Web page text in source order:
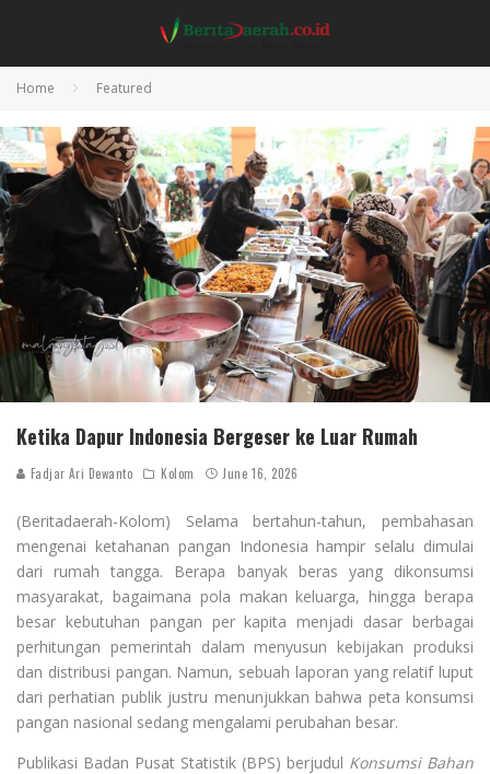
Home Featured
Ketika Dapur Indonesia Bergeser ke Luar Rumah
Fadjar Ari Dewanto Kolom June 16, 2026
(Beritadaerah-Kolom) Selama bertahun-tahun, pembahasan
mengenai ketahanan pangan Indonesia hampir selalu dimulai
dari rumah tangga. Berapa banyak beras yang dikonsumsi
masyarakat, bagaimana pola makan keluarga, hingga berapa
besar kebutuhan pangan per kapita menjadi dasar berbagai
perhitungan pemerintah dalam menyusun kebijakan produksi
dan distribusi pangan. Namun, sebuah laporan yang relatif luput
dari perhatian publik justru menunjukkan bahwa peta konsumsi
pangan nasional sedang mengalami perubahan besar.
Publikasi Badan Pusat Statistik (BPS) berjudul Konsumsi Bahan